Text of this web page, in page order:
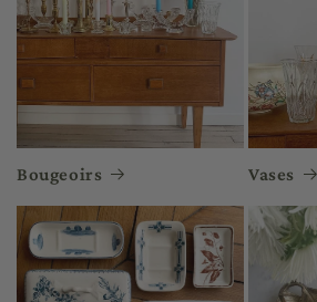
Bougeoirs Vases